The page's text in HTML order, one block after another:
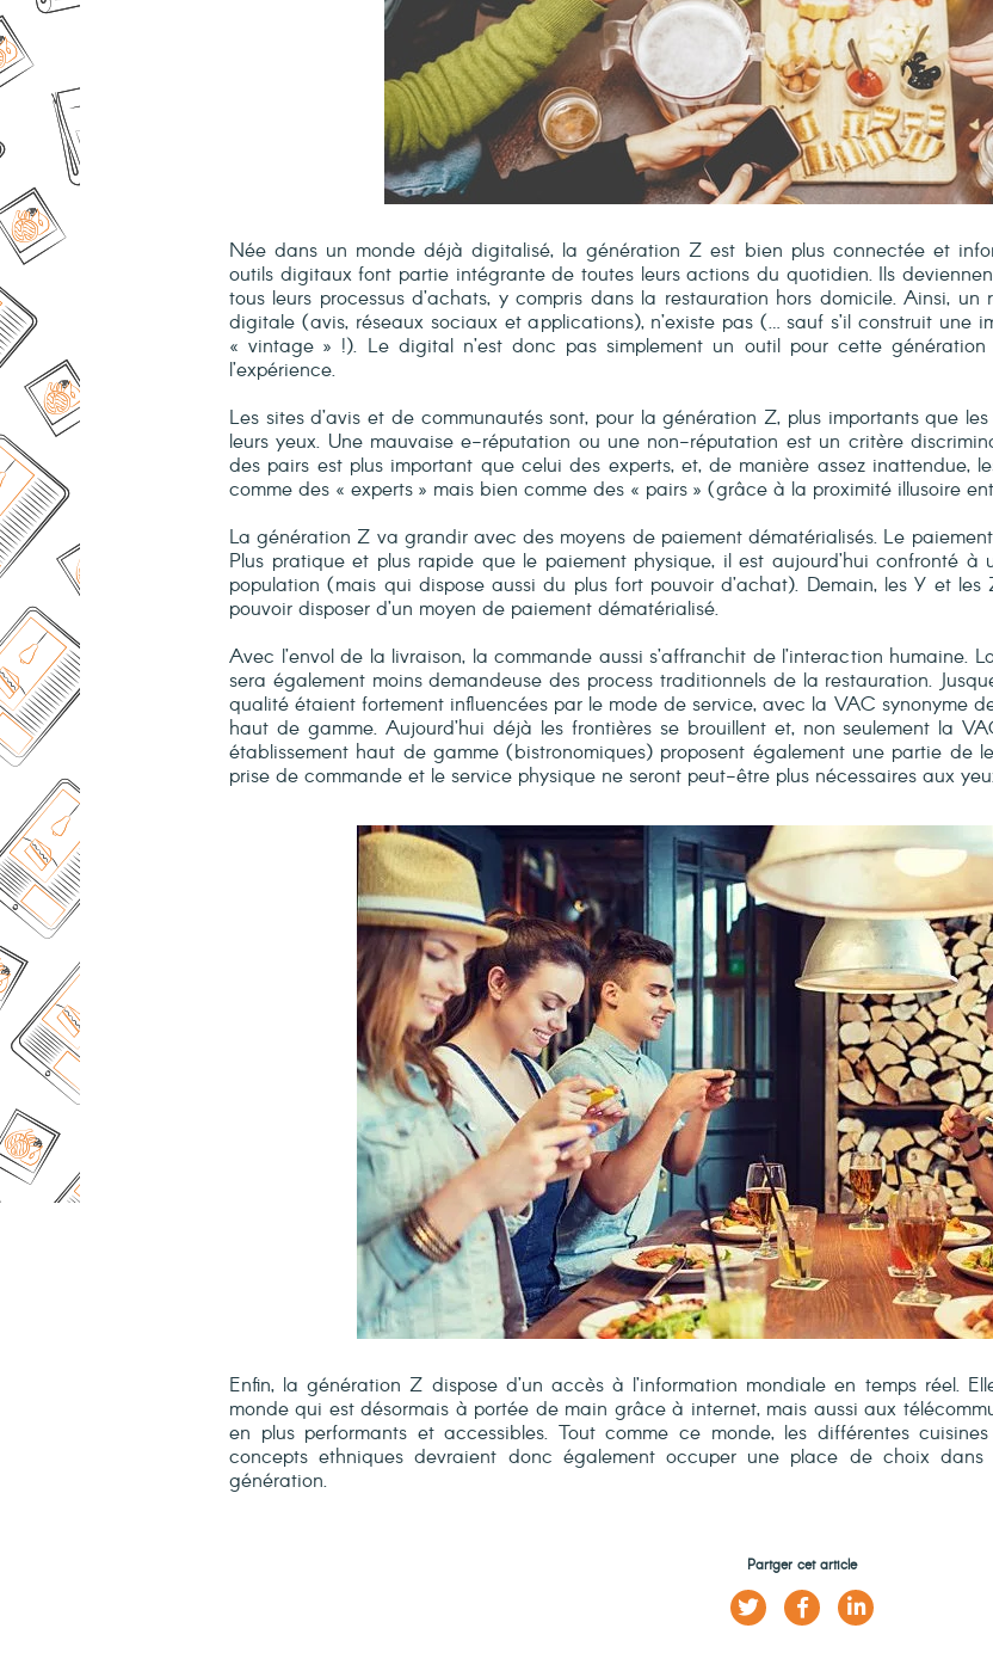
Née dans un monde déjà digitalisé, la génération Z est bien plus connectée et
outils digitaux font partie intégrante de toutes leurs actions du quotidien. Ils
tous leurs processus d’achats, y compris dans la restauration hors domicile. Ainsi,
digitale (avis, réseaux sociaux et applications), n’existe pas (… sauf s’il construit
« vintage » !). Le digital n’est donc pas simplement un outil pour cette
l’expérience.
Les sites d’avis et de communautés sont, pour la génération Z, plus importants que
leurs yeux. Une mauvaise e-réputation ou une non-réputation est un critère
des pairs est plus important que celui des experts, et, de manière assez inattendue,
comme des « experts » mais bien comme des « pairs » (grâce à la proximité illusoire
La génération Z va grandir avec des moyens de paiement dématérialisés. Le
Plus pratique et plus rapide que le paiement physique, il est aujourd’hui confronté
population (mais qui dispose aussi du plus fort pouvoir d’achat). Demain, les Y et
pouvoir disposer d’un moyen de paiement dématérialisé.
Avec l’envol de la livraison, la commande aussi s’affranchit de l’interaction
sera également moins demandeuse des process traditionnels de la restauration.
qualité étaient fortement influencées par le mode de service, avec la VAC synonyme
haut de gamme. Aujourd’hui déjà les frontières se brouillent et, non seulement la
établissement haut de gamme (bistronomiques) proposent également une partie de
prise de commande et le service physique ne seront peut-être plus nécessaires aux
Enfin, la génération Z dispose d’un accès à l’information mondiale en temps réel.
monde qui est désormais à portée de main grâce à internet, mais aussi aux
en plus performants et accessibles. Tout comme ce monde, les différentes
concepts ethniques devraient donc également occuper une place de choix
génération.
Partger cet article